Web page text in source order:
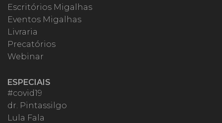
Escritórios Migalhas
Eventos Migalhas
Livraria
Precatórios
Webinar
ESPECIAIS
#covid19
dr. Pintassilgo
Lula Fala